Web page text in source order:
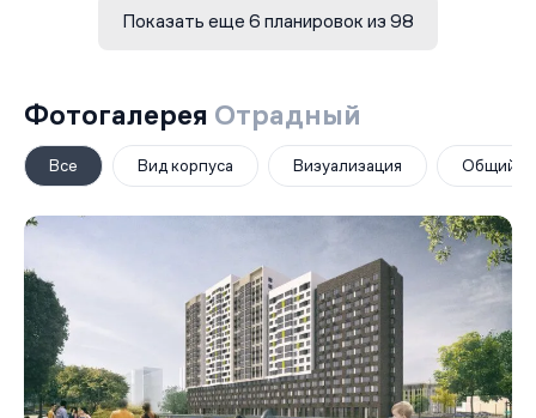
Показать еще 6 планировок из 98
Фотогалерея Отрадный
Все Вид корпуса Визуализация Общий